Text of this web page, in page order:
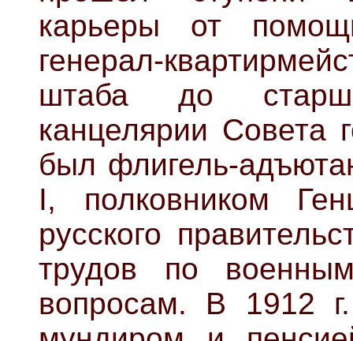
карьеры от
генерал-
штаба до
канцелярии Совета
был флигель-
I, полковником
русского
трудов по
вопросам. В 1912